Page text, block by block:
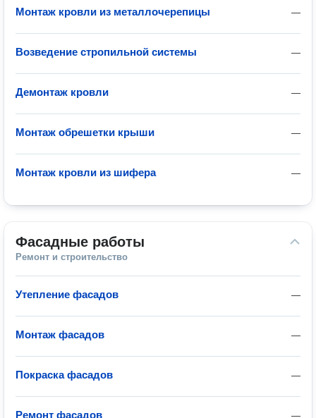
—
Монтаж кровли из металлочерепицы
—
Возведение стропильной системы
—
Демонтаж кровли
—
Монтаж обрешетки крыши
—
Монтаж кровли из шифера
Фасадные работы
Ремонт и строительство
—
Утепление фасадов
—
Монтаж фасадов
—
Покраска фасадов
—
Ремонт фасадов